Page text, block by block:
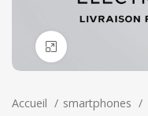
Accueil smartphones